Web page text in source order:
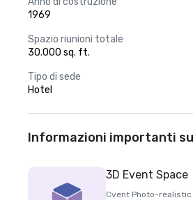
1969
Spazio riunioni totale
30.000 sq. ft.
Tipo di sede
Hotel
Informazioni importanti
3D Event Space
Cvent Photo-realistic